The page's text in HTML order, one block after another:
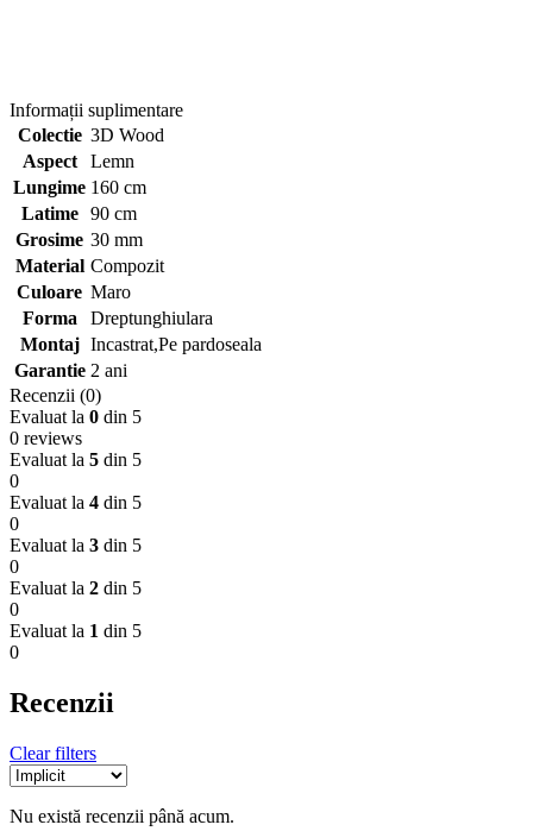
Informații suplimentare
Colectie 3D Wood
Aspect
Lemn
Lungime 160 cm
Latime
90 cm
Grosime 30 mm
Material Compozit
Culoare Maro
Forma
Dreptunghiulara
Montaj Incastrat,Pe pardoseala
Garantie 2 ani
Recenzii (0)
Evaluat la 0 din 5
0 reviews
Evaluat la 5 din 5
0
Evaluat la 4 din 5
0
Evaluat la 3 din 5
0
Evaluat la 2 din 5
0
Evaluat la 1 din 5
0
Recenzii
Clear filters
Nu există recenzii până acum.